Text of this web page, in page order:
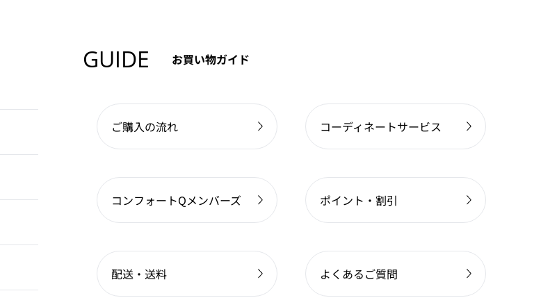
GUIDE お買い物ガイド
ご購入の流れ コーディネートサービス
コンフォートQメンバーズ ポイント・割引
配送・送料 よくあるご質問